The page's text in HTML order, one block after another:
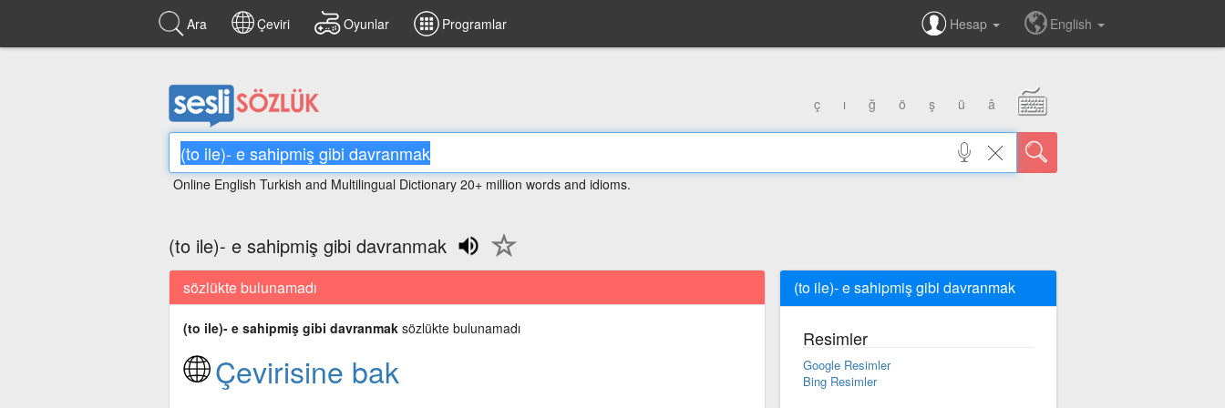
Ara Çeviri Oyunlar Programlar Hesap English
ç ı ğ ö ş ü â
Online English Turkish and Multilingual Dictionary 20+ million words and idioms.
(to ile)- e sahipmiş gibi davranmak
sözlükte bulunamadı
(to ile)- e sahipmiş gibi davranmaksözlükte bulunamadı
Çevirisine bak
(to ile)- e sahipmiş gibi davranmak
Resimler
Google Resimler
Bing Resimler